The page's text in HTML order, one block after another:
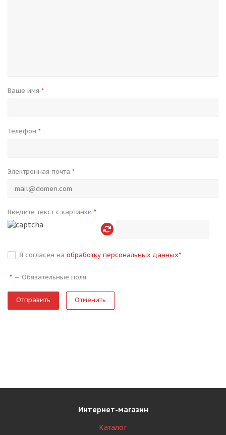
Ваше имя *
Телефон *
Электронная почта *
Введите текст с картинки *
Я согласен на обработку персональных данных*
* — Обязательные поля
Отменить
Интернет-магазин
Каталог